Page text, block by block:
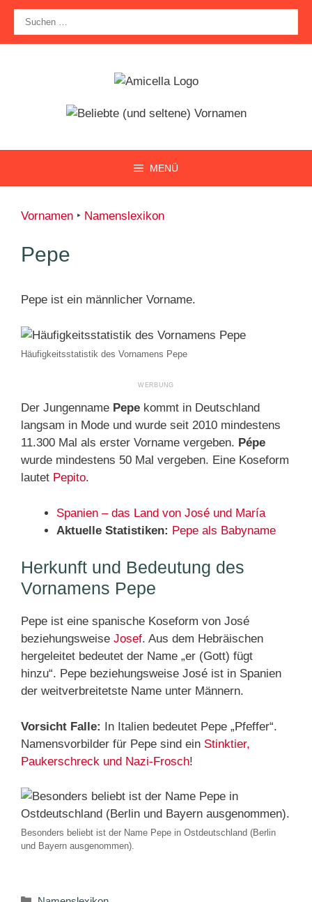
Zum
Inhalt
springen
nach:
MENÜ
Vornamen ‣ Namenslexikon
Pepe
Pepe ist ein männlicher Vorname.
Häufigkeitsstatistik des Vornamens Pepe
Der Jungenname Pepe kommt in Deutschland
langsam in Mode und wurde seit 2010 mindestens
11.300 Mal als erster Vorname vergeben. Pépe
wurde mindestens 50 Mal vergeben. Eine Koseform
lautet Pepito.
Spanien – das Land von José und María
Aktuelle Statistiken: Pepe als Babyname
Herkunft und Bedeutung des
Vornamens Pepe
Pepe ist eine spanische Koseform von José
beziehungsweise Josef. Aus dem Hebräischen
hergeleitet bedeutet der Name „er (Gott) fügt
hinzu“. Pepe beziehungsweise José ist in Spanien
der weitverbreitetste Name unter Männern.
Vorsicht Falle: In Italien bedeutet Pepe „Pfeffer“.
Namensvorbilder für Pepe sind ein Stinktier,
Paukerschreck und Nazi-Frosch!
Besonders beliebt ist der Name Pepe in Ostdeutschland (Berlin
und Bayern ausgenommen).
Kategorien